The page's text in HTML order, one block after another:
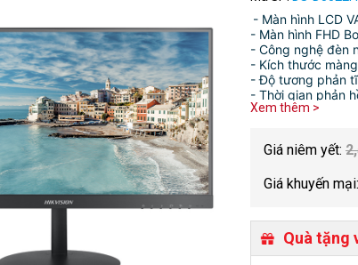
- Màn hình LCD
- Màn hình FHD
- Công nghệ đèn
- Kích thước
- Độ tương phản
- Thời gian phản
Xem thêm >
Giá niêm yết:
Giá khuyến mại:
Quà tặng